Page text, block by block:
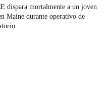
dispara mortalmente a un joven
Maine durante operativo de